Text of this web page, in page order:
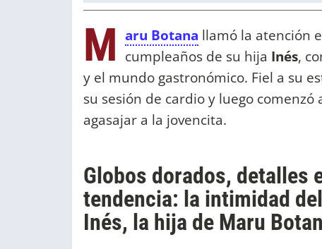
M aru Botana llamó la atención
cumpleaños de su hija Inés,
y el mundo gastronómico. Fiel a su
su sesión de cardio y luego
agasajar a la jovencita.
Globos dorados, detalles
tendencia: la intimidad
Inés, la hija de Maru